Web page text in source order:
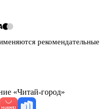
рекомендательные
«Читай-город»